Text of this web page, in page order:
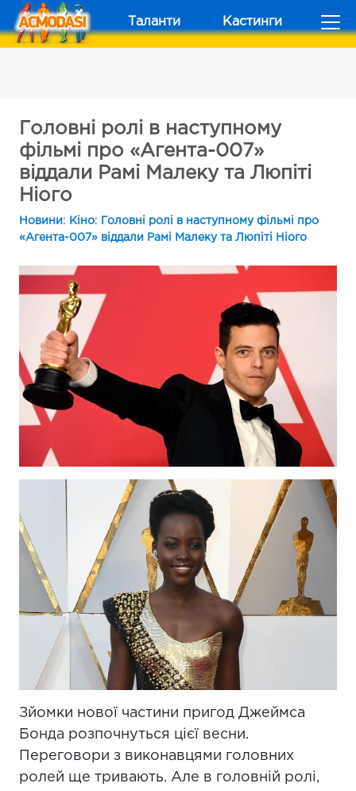
Таланти Кастинги
Головні ролі в наступному
фільмі про «Агента-007»
віддали Рамі Малеку та Люпіті
Ніого
Новини: Кіно:
Головні ролі в наступному фільмі про
«Агента-007» віддали Рамі Малеку та Люпіті Ніого
Зйомки нової частини пригод Джеймса
Бонда розпочнуться цієї весни.
Переговори з виконавцями головних
ролей ще тривають. Але в головній ролі,